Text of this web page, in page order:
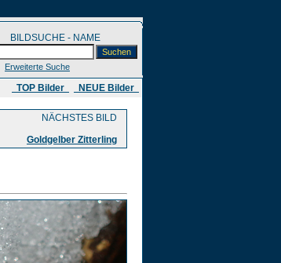
BILDSUCHE - NAME
Erweiterte Suche
​ TOP Bilder NEUE Bilder
NÄCHSTES BILD
Goldgelber Zitterling